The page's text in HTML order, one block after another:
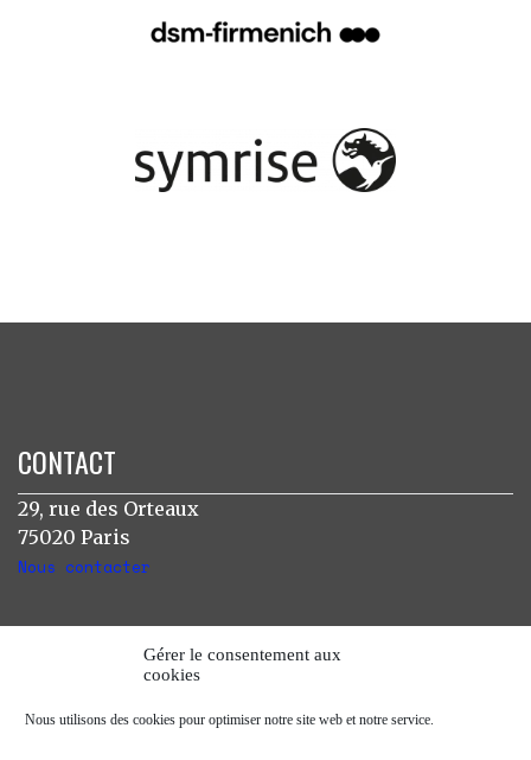
Gérer le consentement aux
cookies
Nous utilisons des cookies pour optimiser notre site web et notre service.
CONTACT
29, rue des Orteaux
75020 Paris
Nous contacter
INSTAGRAM